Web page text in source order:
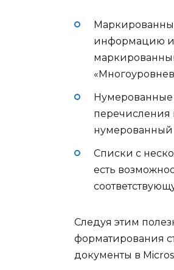
информацию и
Нумерованные
перечисления
нумерованный
Списки с
есть
Следуя этим
форматирования
документы в